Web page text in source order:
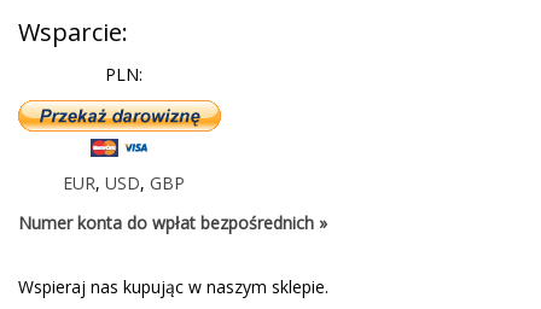
Wsparcie:
PLN:
EUR, USD, GBP
Numer konta do wpłat bezpośrednich »
Wspieraj nas kupując w naszym sklepie.